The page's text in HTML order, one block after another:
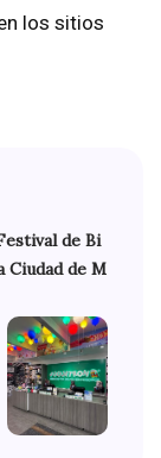
los sitios
de Bi
Ciudad de M